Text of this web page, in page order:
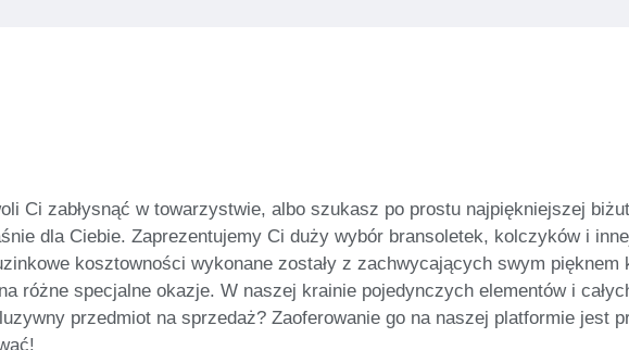
Ci zabłysnąć w towarzystwie, albo szukasz po prostu najpiękniejszej
dla Ciebie. Zaprezentujemy Ci duży wybór bransoletek, kolczyków i
kosztowności wykonane zostały z zachwycających swym
różne specjalne okazje. W naszej krainie pojedynczych elementów i
przedmiot na sprzedaż? Zaoferowanie go na naszej platformie jest